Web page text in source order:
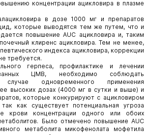
концентрации ацикловира в плазме
в дозе 1000 мг и препаратов
которые выводятся тем же путем, что и
повышение AUC ацикловира и, таким
клиренс ацикловира. Тем не менее,
индекса ацикловира, коррекции
требуется.
герпеса, профилактике и лечении
ЦМВ, необходимо соблюдать
одновременного применения
высоких дозах (4000 мг в сутки и выше) и
которые конкурируют с ацикловиром
как существует потенциальная угроза
крови концентрации одного или обоих
Было отмечено повышение AUC
метаболита микофенолата мофетила